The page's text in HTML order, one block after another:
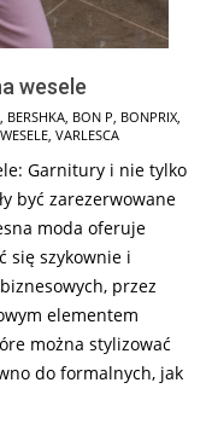
wesele
, BERSHKA, BON P, BONPRIX,
, VARLESCA
Garnitury i nie tylko
być zarezerwowane
moda oferuje
się szykownie i
przez
elementem
można stylizować
do formalnych, jak